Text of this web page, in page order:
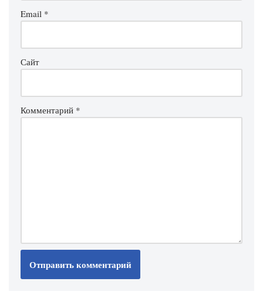
Email *
Сайт
Комментарий *